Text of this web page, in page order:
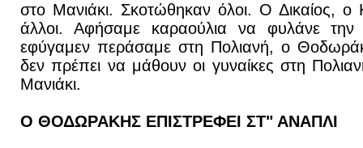
στο Μανιάκι. Σκοτώθηκαν όλοι. Ο Δικαίος,
άλλοι. Αφήσαμε καραούλια να φυλάνε
εφύγαμεν περάσαμε στη Πολιανή, ο
δεν πρέπει να μάθουν οι γυναίκες στη
Μανιάκι.
Ο ΘΟΔΩΡΑΚΗΣ ΕΠΙΣΤΡΕΦΕΙ ΣΤ" ΑΝΑΠΛΙ